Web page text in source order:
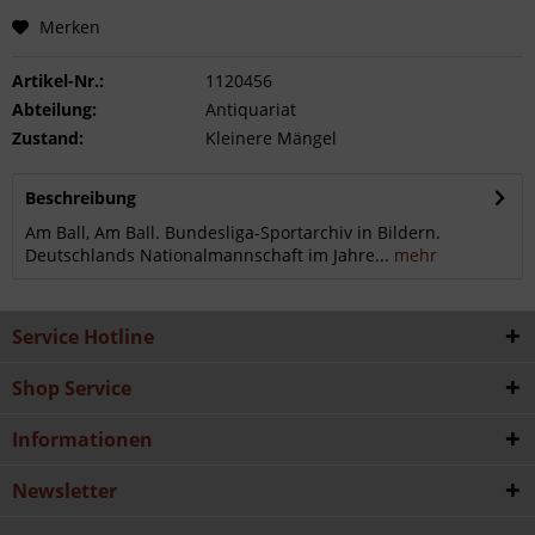
Merken
Artikel-Nr.:
1120456
Abteilung:
Antiquariat
Zustand:
Kleinere Mängel
Beschreibung
Am Ball, Am Ball. Bundesliga-Sportarchiv in Bildern.
Deutschlands Nationalmannschaft im Jahre... mehr
Service Hotline
Shop Service
Informationen
Newsletter